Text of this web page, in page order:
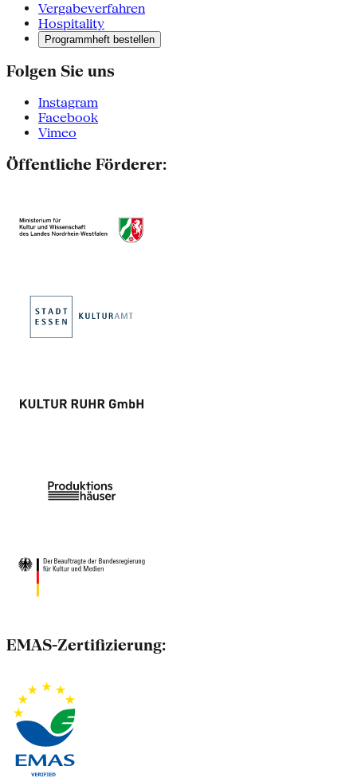
Vergabeverfahren
Hospitality
Programmheft bestellen
Folgen Sie uns
Instagram
Facebook
Vimeo
Öffentliche Förderer:
EMAS-Zertifizierung: